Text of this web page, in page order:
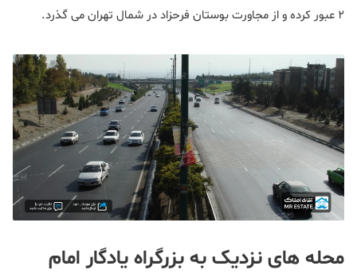
2 عبور کرده و از مجاورت بوستان فرحزاد در شمال تهران می گذرد.
محله های نزدیک به بزرگراه یادگار امام